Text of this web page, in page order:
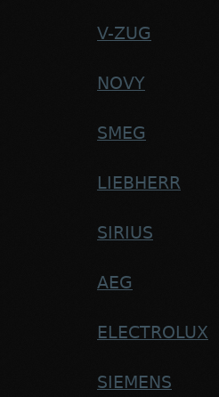
V-ZUG
NOVY
SMEG
LIEBHERR
SIRIUS
AEG
ELECTROLUX
SIEMENS